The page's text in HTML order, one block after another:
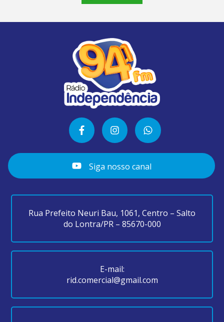
Siga nosso canal
Rua Prefeito Neuri Bau, 1061, Centro – Salto
do Lontra/PR – 85670-000
E-mail:
rid.comercial@gmail.com